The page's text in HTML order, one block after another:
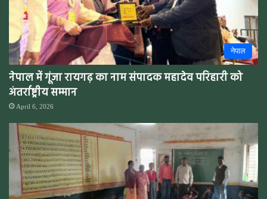
नेपाल
नेपाल में गूंजा रायगढ़ का नाम संपादक महादेव परिहारी को
अंतर्राष्ट्रीय सम्मान
April 6, 2026